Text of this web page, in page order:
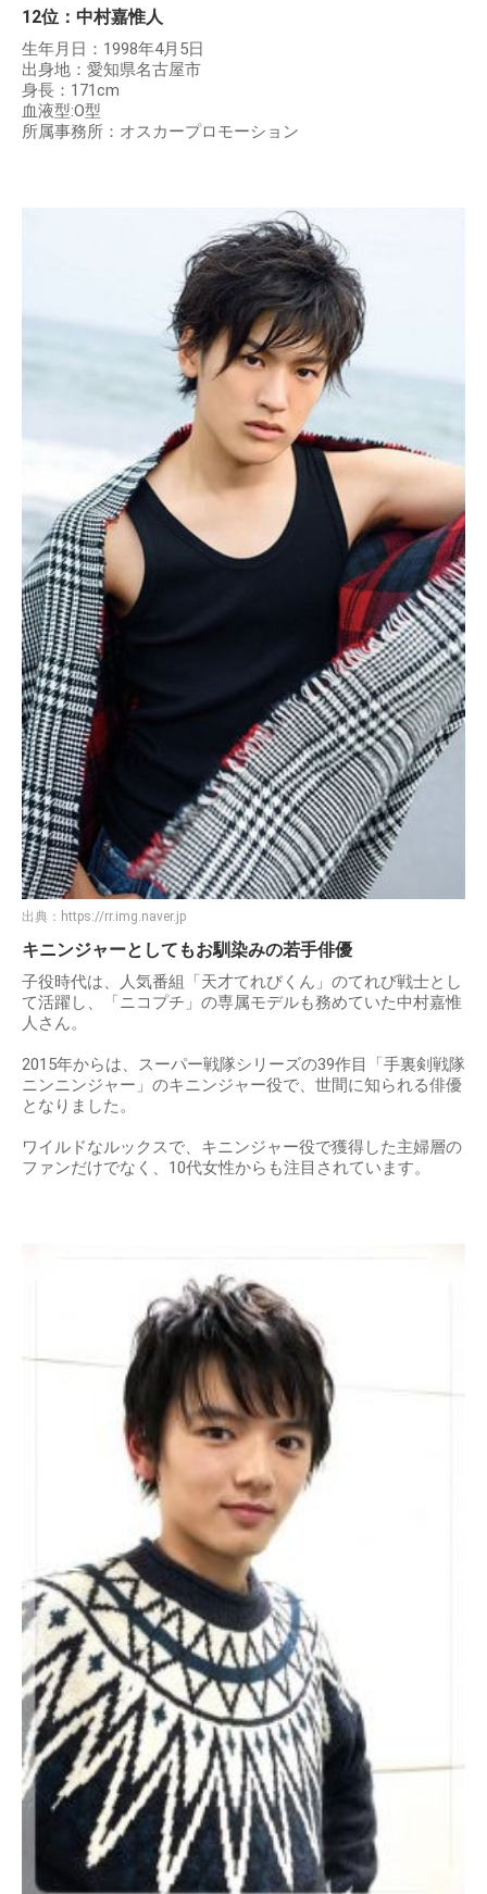
12位：中村嘉惟人
生年月日：1998年4月5日
出身地：愛知県名古屋市
身長：171cm
血液型:O型
所属事務所：オスカープロモーション
出典： https://rr.img.naver.jp
キニンジャーとしてもお馴染みの若手俳優
子役時代は、人気番組「天才てれびくん」のてれび戦士とし
て活躍し、「ニコプチ」の専属モデルも務めていた中村嘉惟
人さん。
2015年からは、スーパー戦隊シリーズの39作目「手裏剣戦隊
ニンニンジャー」のキニンジャー役で、世間に知られる俳優
となりました。
ワイルドなルックスで、キニンジャー役で獲得した主婦層の
ファンだけでなく、10代女性からも注目されています。